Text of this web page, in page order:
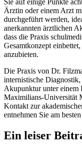
Sie auf einige Punkte
Ärztin oder einem Arzt
durchgeführt werden,
anerkannten ärztlichen
dass die Praxis
Gesamtkonzept
anzubieten.
Die Praxis von Dr.
internistische
Akupunktur unter
Maximilians-Universität
Kontakt zur
entnehmen Sie am
Ein leiser